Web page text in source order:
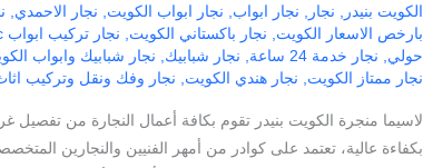
الكويت بنيدر
نجار نجار ابواب نجار ابواب الكويت نجار الاحمدي
بارخص الاسعار الكويت
نجار باكستاني الكويت نجار تركيب ابواب pvc
حولي
نجار خدمة 24 ساعة نجار شبابيك نجار شبابيك وابواب
نجار ممتاز الكويت
نجار هندي الكويت نجار وفك ونقل وتركيب
لاسيما منجرة الكويت بنيدر تقوم بكافة أعمال النجارة من
بكفاءة عالية، تعتمد على كوادر من أمهر الفنيين والنجارين